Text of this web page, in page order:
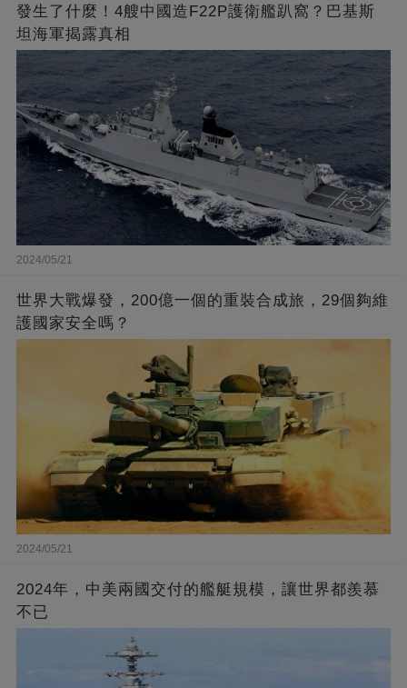
發生了什麼！4艘中國造F22P護衛艦趴窩？巴基斯
坦海軍揭露真相
2024/05/21
世界大戰爆發，200億一個的重裝合成旅，29個夠維
護國家安全嗎？
2024/05/21
2024年，中美兩國交付的艦艇規模，讓世界都羨慕
不已